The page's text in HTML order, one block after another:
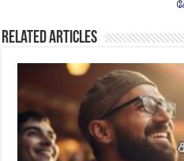
Related Articles